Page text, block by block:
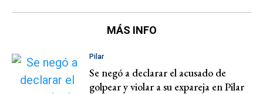
MÁS INFO
Pilar
Se negó a declarar el acusado de
golpear y violar a su expareja en Pilar